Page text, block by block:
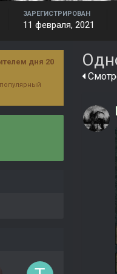
ЗАРЕГИСТРИРОВАН
11 февраля, 2021
дня 20